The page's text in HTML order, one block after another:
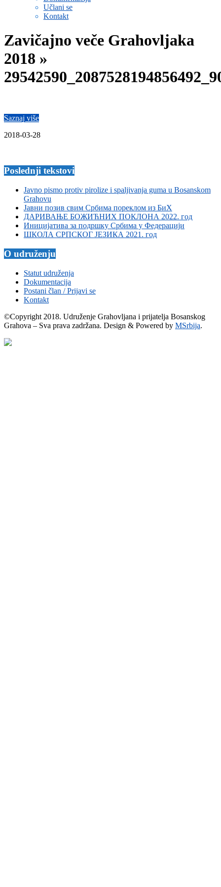
Učlani se
Kontakt
Zavičajno veče Grahovljaka
2018 »
Saznaj više
2018-03-28
Poslednji tekstovi
Javno pismo protiv pirolize i spaljivanja guma u Bosanskom
Grahovu
Јавни позив свим Србима пореклом из БиХ
ДАРИВАЊЕ БОЖИЋНИХ ПОКЛОНА 2022. год
Иницијатива за подршку Србима у Федерацији
ШКОЛА СРПСКОГ ЈЕЗИКА 2021. год
O udruženju
Statut udruženja
Dokumentacija
Postani član / Prijavi se
Kontakt
©Copyright 2018. Udruženje Grahovljana i prijatelja Bosanskog
Grahova – Sva prava zadržana. Design & Powered by MSrbija.